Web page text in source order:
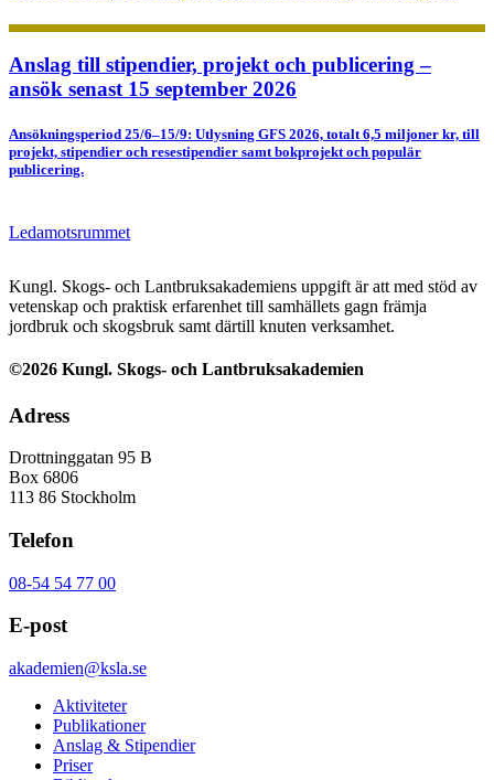
Anslag till stipendier, projekt och publicering –
ansök senast 15 september 2026
Ansökningsperiod 25/6–15/9: Utlysning GFS 2026, totalt 6,5 miljoner kr, till
projekt, stipendier och resestipendier samt bokprojekt och populär
publicering.
Ledamotsrummet
Kungl. Skogs- och Lantbruksakademiens uppgift är att med stöd av
vetenskap och praktisk erfarenhet till samhällets gagn främja
jordbruk och skogsbruk samt därtill knuten verksamhet.
©2026 Kungl. Skogs- och Lantbruksakademien
Adress
Drottninggatan 95 B
Box 6806
113 86 Stockholm
Telefon
08-54 54 77 00
E-post
akademien@ksla.se
Aktiviteter
Publikationer
Anslag & Stipendier
Priser